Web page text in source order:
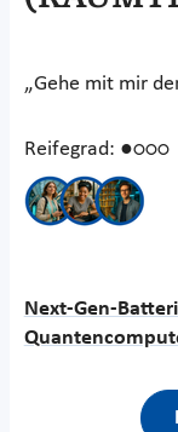
„Gehe mit mir
Reifegrad: ●○○○
Next-Gen-